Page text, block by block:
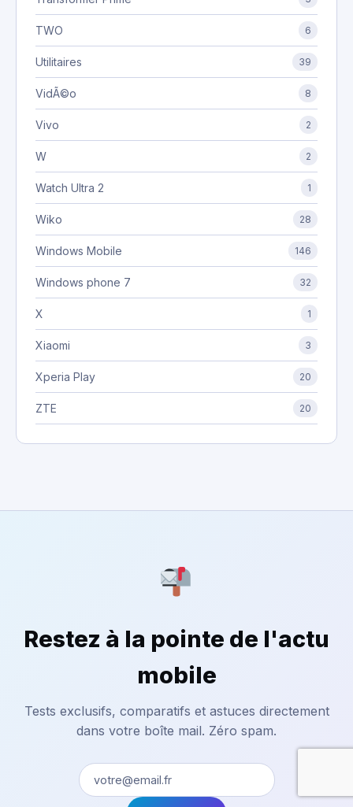
TWO 6
Utilitaires 39
VidÃ©o 8
Vivo 2
W 2
Watch Ultra 2 1
Wiko 28
Windows Mobile 146
Windows phone 7 32
X 1
Xiaomi 3
Xperia Play 20
ZTE 20
Restez à la pointe de l'actu
mobile
Tests exclusifs, comparatifs et astuces directement
dans votre boîte mail. Zéro spam.